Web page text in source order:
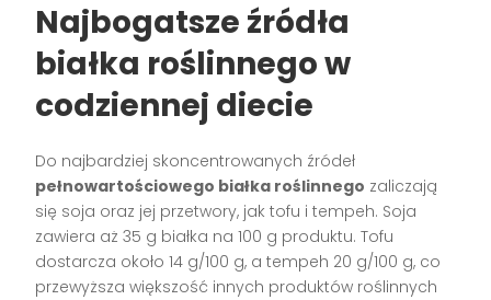
Najbogatsze źródła
białka roślinnego w
codziennej diecie
Do najbardziej skoncentrowanych źródeł
pełnowartościowego białka roślinnego zaliczają
się soja oraz jej przetwory, jak tofu i tempeh. Soja
zawiera aż 35 g białka na 100 g produktu. Tofu
dostarcza około 14 g/100 g, a tempeh 20 g/100 g, co
przewyższa większość innych produktów roślinnych